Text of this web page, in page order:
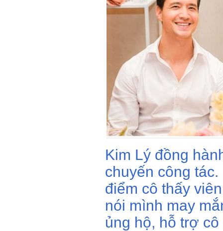
Kim Lý đồng
chuyến công
điểm cô thấy
nói mình may
ủng hộ, hỗ trợ